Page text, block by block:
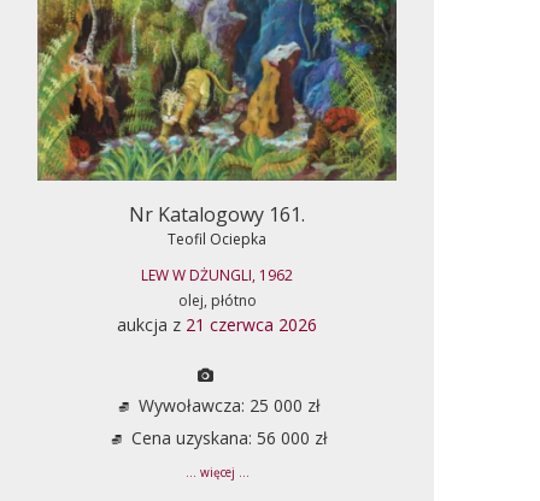
Nr Katalogowy 161.
Teofil Ociepka
LEW W DŻUNGLI, 1962
olej, płótno
aukcja z 21 czerwca 2026
Wywoławcza: 25 000 zł
Cena uzyskana: 56 000 zł
... więcej ...